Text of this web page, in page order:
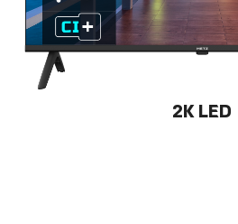
2K LED